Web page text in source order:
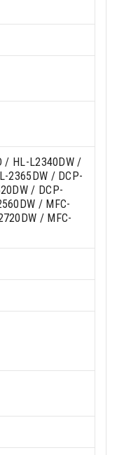
/ HL-L2340DW /
2365DW / DCP-
/ DCP-
/ MFC-
/ MFC-